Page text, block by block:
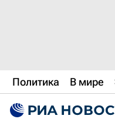
Политика В мире